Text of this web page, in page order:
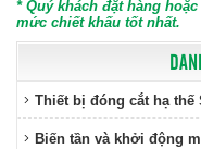
Thiết bị đóng cắt hạ thế
Biến tần và khởi động
* Quý khách đặt hàng
mức chiết khấu tốt nhất.